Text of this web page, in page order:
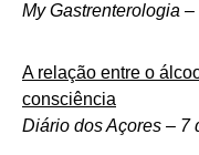
My Gastrenterologia
A relação entre o
consciência
Diário dos Açores – 7